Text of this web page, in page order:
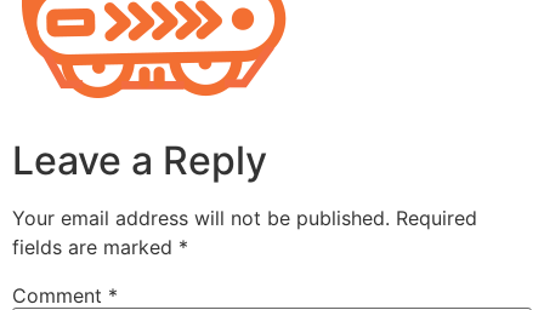
Leave a Reply
Your email address will not be published. Required
fields are marked *
Comment *